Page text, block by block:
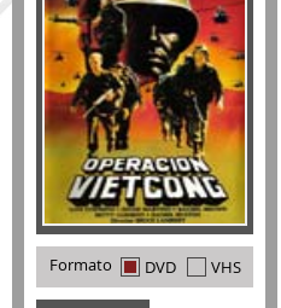
Formato DVD VHS